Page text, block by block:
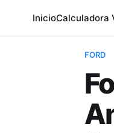
InicioCalculadora
FORD